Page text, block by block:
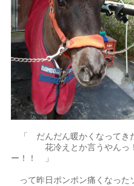
「 だんだん暖かくなってき
花冷えとか言うやんっ！
ー！！ 」
って昨日ポンポン痛くなった